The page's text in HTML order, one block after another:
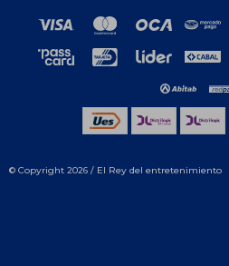
© Copyright 2026 / El Rey del entretenimiento